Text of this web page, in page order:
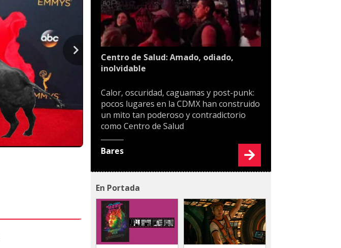
Centro de Salud: Amado, odiado,
inolvidable
Calor, oscuridad, caguamas y post-punk:
pocos lugares en la CDMX han construido
un mito tan poderoso y contradictorio
como Centro de Salud
Bares
En Portada